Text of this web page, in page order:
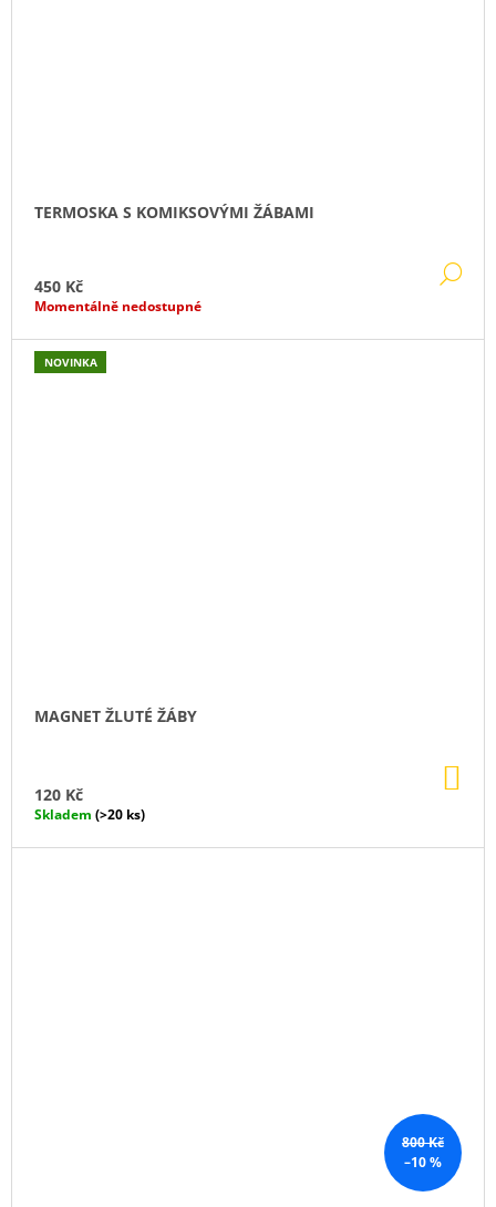
TERMOSKA S KOMIKSOVÝMI ŽÁBAMI
450 Kč
Momentálně nedostupné
NOVINKA
MAGNET ŽLUTÉ ŽÁBY
120 Kč
Skladem (>20 ks)
800 Kč
–10 %